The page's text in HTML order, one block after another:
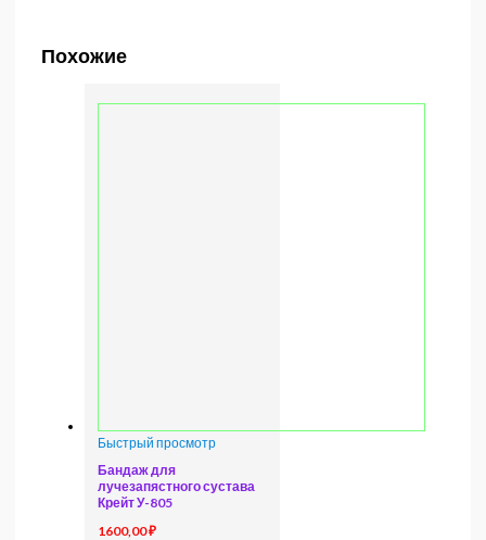
Похожие
Быстрый просмотр
Бандаж для
лучезапястного сустава
Крейт У-805
1600,00₽